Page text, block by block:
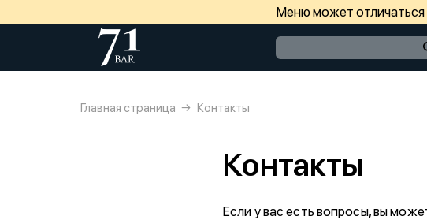
Меню может отличаться
Главная страница Контакты
Контакты
Если у вас есть вопросы, вы